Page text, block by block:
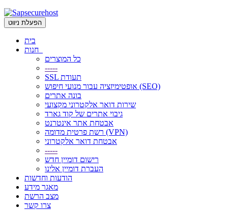
הפעלת ניווט
בית
כל המוצרים
-----
SSL תעודת
אופטימיזציה עבור מנועי חיפוש (SEO)
בונה אתרים
שירות דואר אלקטרוני מקצועי
גיבוי אתרים של קוד גארד
אבטחת אתר אינטרנט
רשת פרטית מדומה (VPN)
אבטחת דואר אלקטרוני
-----
רישום דומיין חדש
העברת דומיין אלינו
הודעות וחדשות
מאגר מידע
מצב הרשת
צרו קשר